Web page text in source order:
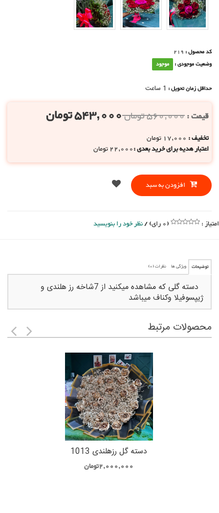
کد محصول : 219
وضعیت موجودی : موجود
حداقل زمان تحویل : 1 ساعت
قیمت :560,000تومان543,000تومان
تخفیف : 17,000 تومان
اعتبار هدیه برای خرید بعدی :22,000تومان
افزودن به سبد
امتیاز : (
0رای)/نظر خود را بنویسید
توضیحات ویژگی ها نظرات (0
)
دسته گلی که مشاهده میکنید از 7شاخه رز هلندی و
ژیپسوفیلا وکناف میباشد
محصولات مرتبط
دسته گل رزهلندی 1013
2,000,000تومان